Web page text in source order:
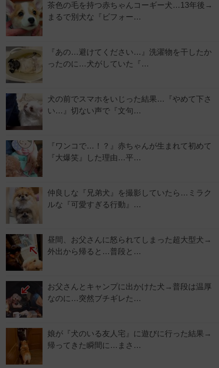
茶色の毛を持つ赤ちゃんコーギー犬…13年後→
まるで別犬な『ビフォー…
『あの…避けてください…』洗濯物を干したか
ったのに…犬がしていた『…
犬の前でスマホをいじった結果…『やめて下さ
い…』切ない声で『文句…
『ワンコで…！？』赤ちゃんが生まれて初めて
『大爆笑』した理由…平…
仲良しな『兄弟犬』を撮影していたら…ミラク
ルな『可愛すぎる行動』…
昼間、お父さんに怒られてしまった超大型犬→
外出から帰ると…普段と…
お父さんとキャンプに出かけた犬→普段は温厚
なのに…突然ブチギレた…
娘が『犬のいる友人宅』に遊びに行った結果→
帰ってきた瞬間に…まさ…